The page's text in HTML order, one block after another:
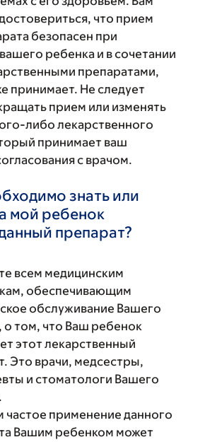
что прием
безопасен при
ребенка и в сочетании
препаратами,
принимает. Не следует
прием или изменять
либо лекарственного
принимает ваш
с врачом.
знать или
мой ребенок
препарат?
всем медицинским
обеспечивающим
обслуживание Вашего
о том, что Ваш ребенок
этот лекарственный
Это врачи, медсестры,
и стоматологи Вашего
применение данного
Вашим ребенком может